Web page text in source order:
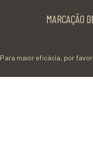
MARCAÇÃO
Para maior eficácia, por